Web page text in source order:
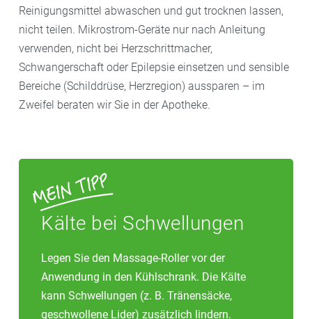
Reinigungsmittel abwaschen und gut trocknen lassen,
nicht teilen. Mikrostrom-Geräte nur nach Anleitung
verwenden, nicht bei Herzschrittmacher,
Schwangerschaft oder Epilepsie einsetzen und sensible
Bereiche (Schilddrüse, Herzregion) aussparen – im
Zweifel beraten wir Sie in der Apotheke.
Kälte bei Schwellungen
Legen Sie den Massage-Roller vor der
Anwendung in den Kühlschrank. Die Kälte
kann Schwellungen (z. B. Tränensäcke,
geschwollene Lider) zusätzlich lindern.